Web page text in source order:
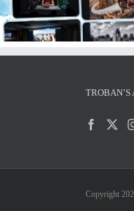
curs
TROBAN’S
Copyright